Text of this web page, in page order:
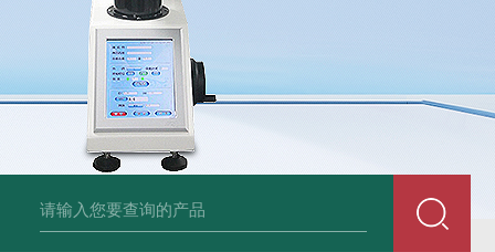
德国CS公司声学泄漏摄像机检测仪 德国美翠Metrel MI2088